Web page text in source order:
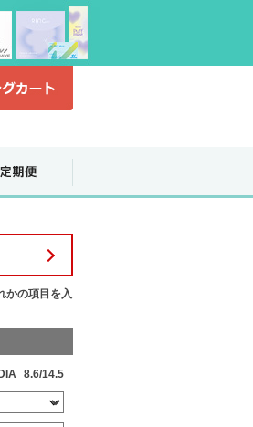
かの項目を入
8.6/14.5